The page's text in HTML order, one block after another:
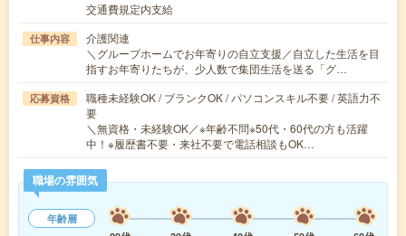
交通費規定内支給
仕事内容
介護関連
＼グループホームでお年寄りの自立支援／自立した生活を目
指すお年寄りたちが、少人数で集団生活を送る「グ…
応募資格
職種未経験OK / ブランクOK / パソコンスキル不要 / 英語力不
要
＼無資格・未経験OK／※年齢不問※50代・60代の方も活躍
中！※履歴書不要・来社不要で電話相談もOK…
職場の雰囲気
年齢層